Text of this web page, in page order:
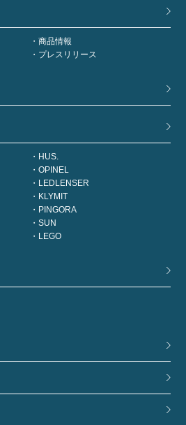
商品情報
プレスリリース
HUS.
OPINEL
LEDLENSER
KLYMIT
PINGORA
SUN
LEGO